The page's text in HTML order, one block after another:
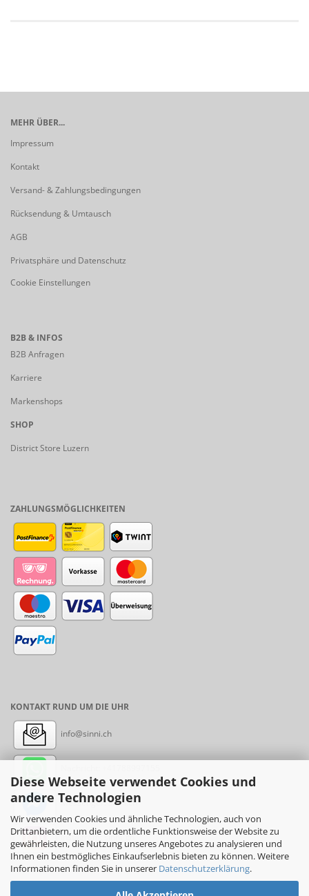
Diese Webseite verwendet Cookies und
andere Technologien
Wir verwenden Cookies und ähnliche Technologien, auch von
Drittanbietern, um die ordentliche Funktionsweise der Website zu
gewährleisten, die Nutzung unseres Angebotes zu analysieren und
Ihnen ein bestmögliches Einkaufserlebnis bieten zu können. Weitere
Informationen finden Sie in unserer Datenschutzerklärung.
MEHR ÜBER...
Impressum
Kontakt
Versand- & Zahlungsbedingungen
Rücksendung & Umtausch
AGB
Privatsphäre und Datenschutz
Cookie Einstellungen
B2B & INFOS
B2B Anfragen
Karriere
Markenshops
SHOP
District Store Luzern
ZAHLUNGSMÖGLICHKEITEN
KONTAKT RUND UM DIE UHR
info@sinni.ch
Messenger: sinni.ch
Instagram: sinni_ch